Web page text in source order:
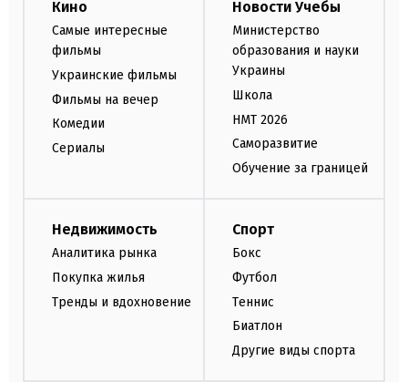
Кино
Самые интересные
фильмы
Украинские фильмы
Фильмы на вечер
Комедии
Сериалы
Новости Учебы
Министерство
образования и науки
Украины
Школа
НМТ 2026
Саморазвитие
Обучение за границей
Недвижимость
Аналитика рынка
Покупка жилья
Тренды и вдохновение
Спорт
Бокс
Футбол
Теннис
Биатлон
Другие виды спорта